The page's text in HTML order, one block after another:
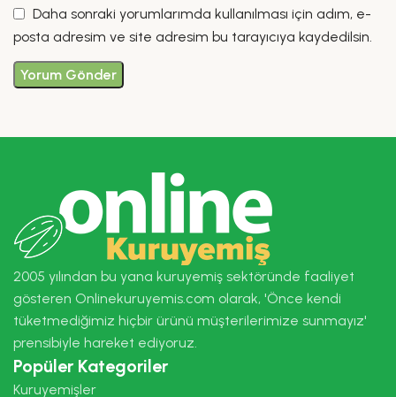
Daha sonraki yorumlarımda kullanılması için adım, e-
posta adresim ve site adresim bu tarayıcıya kaydedilsin.
2005 yılından bu yana kuruyemiş sektöründe faaliyet
gösteren Onlinekuruyemis.com olarak, 'Önce kendi
tüketmediğimiz hiçbir ürünü müşterilerimize sunmayız'
prensibiyle hareket ediyoruz.
Popüler Kategoriler
Kuruyemişler